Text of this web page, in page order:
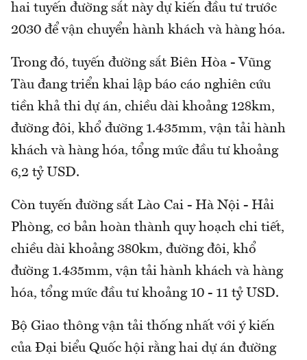
hai tuyến đường sắt này dự kiến đầu tư trước
2030 để vận chuyển hành khách và hàng hóa.
Trong đó, tuyến đường sắt Biên Hòa - Vũng
Tàu đang triển khai lập báo cáo nghiên cứu
tiền khả thi dự án, chiều dài khoảng 128km,
đường đôi, khổ đường 1.435mm, vận tải hành
khách và hàng hóa, tổng mức đầu tư khoảng
6,2 tỷ USD.
Còn tuyến đường sắt Lào Cai - Hà Nội - Hải
Phòng, cơ bản hoàn thành quy hoạch chi tiết,
chiều dài khoảng 380km, đường đôi, khổ
đường 1.435mm, vận tải hành khách và hàng
hóa, tổng mức đầu tư khoảng 10 - 11 tỷ USD.
Bộ Giao thông vận tải thống nhất với ý kiến
của Đại biểu Quốc hội rằng hai dự án đường